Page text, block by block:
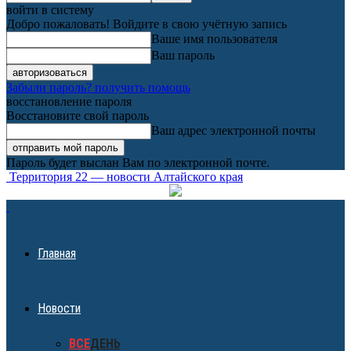
войти в систему
Добро пожаловать! Войдите в свою учётную запись
Ваше имя пользователя
Ваш пароль
Забыли пароль? получить помощь
восстановление пароля
Восстановите свой пароль
Ваш адрес электронной почты
Пароль будет выслан Вам по электронной почте.
Территория 22 — новости Алтайского края
Главная
Новости
ВСЕДЕНЬ